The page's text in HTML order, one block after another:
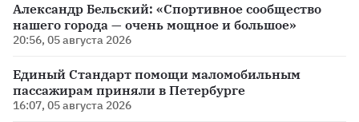
Александр Бельский: «Спортивное сообщество
нашего города — очень мощное и большое»
20:56, 05 августа 2026
Единый Стандарт помощи маломобильным
пассажирам приняли в Петербурге
16:07, 05 августа 2026